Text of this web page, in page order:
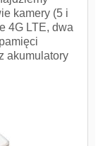
kamery (5 i
4G LTE, dwa
akumulatory